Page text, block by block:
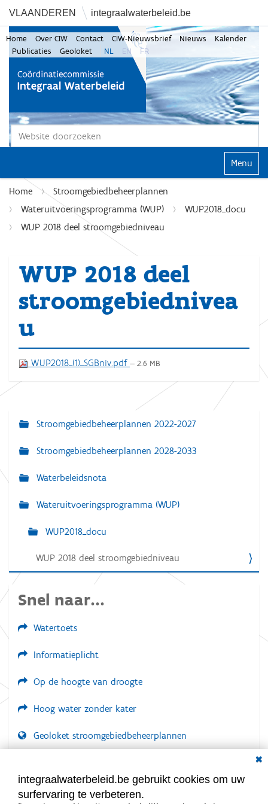
VLAANDEREN integraalwaterbeleid.be
Zoek
Home Over CIW Contact CIW-Nieuwsbrief Nieuws
Kalender
Publicaties
Geoloket NL EN FR
Klap
Home
Stroomgebiedbeheerplannen
Wateruitvoeringsprogramma (WUP)
WUP2018_docu
WUP 2018 deel stroomgebiedniveau
WUP 2018 deel
stroomgebiednivea
u
WUP2018_(1)_SGBniv.pdf — 2.6 MB
N
a
i
g
e
Stroomgebiedbeheerplannen 2022-2027
Stroomgebiedbeheerplannen 2028-2033
Waterbeleidsnota
Wateruitvoeringsprogramma (WUP)
WUP2018_docu
WUP 2018 deel stroomgebiedniveau
Snel naar...
Watertoets
Informatieplicht
Op de hoogte van droogte
Hoog water zonder kater
Geoloket stroomgebiedbeheerplannen
LOGIN VEREIST
integraalwaterbeleid.be gebruikt cookies om uw
surfervaring te verbeteren.